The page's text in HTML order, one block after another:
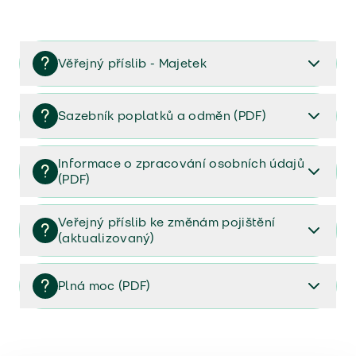
Věřejný příslib - Majetek
Věřejný příslib majetek 2023
Sazebník poplatků a odměn (PDF)
Sazebník poplatků a odměn (PDF)
Informace o zpracování osobních údajů
(PDF)
Informace o zpracování osobních údajů (PDF)
Veřejný příslib ke změnám pojištění
(aktualizovaný)
Veřejný příslib ke změnám pojištění (aktualizovaný)
Plná moc (PDF)